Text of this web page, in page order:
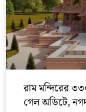
রাম মন্দিরের
গেল অডিটে,